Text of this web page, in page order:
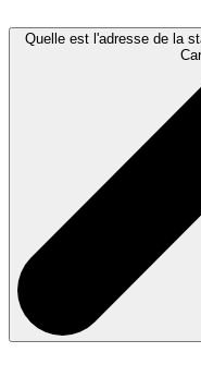
Quelle est l'adresse de la